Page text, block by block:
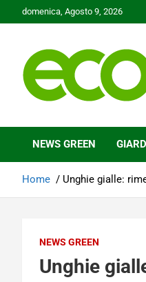
to
domenica, Agosto 9, 2026
Ecoo.it
NEWS GREEN
Home Unghie gialle:
NEWS GREEN
Unghie